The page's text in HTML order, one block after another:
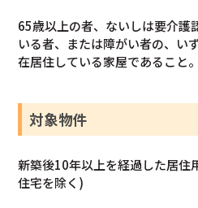
65歳以上の者、ないしは要介護
いる者、または障がい者の、い
在居住している家屋であること。
対象物件
新築後10年以上を経過した居住
住宅を除く)